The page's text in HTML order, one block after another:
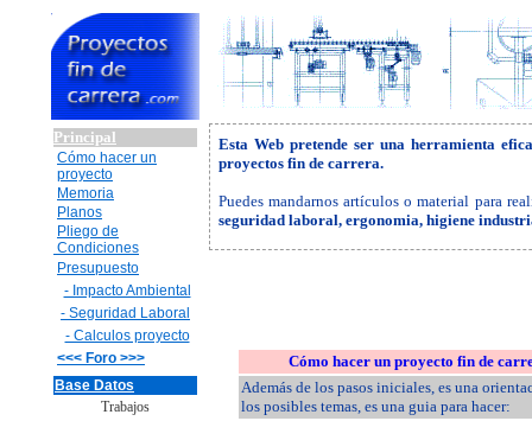
Principal
Cómo hacer un
proyecto
Memoria
Planos
Pliego de
Condiciones
Presupuesto
- Impacto Ambiental
- Seguridad Laboral
- Calculos proyecto
<<< Foro >>>
Base Datos
Trabajos
Esta Web pretende ser una herramienta
proyectos fin de carrera.
Puedes mandarnos artículos o material para
seguridad laboral, ergonomia, higiene
Cómo hacer un proyecto fin de
Además de los pasos iniciales, es una
los posibles temas, es una guia para hacer: